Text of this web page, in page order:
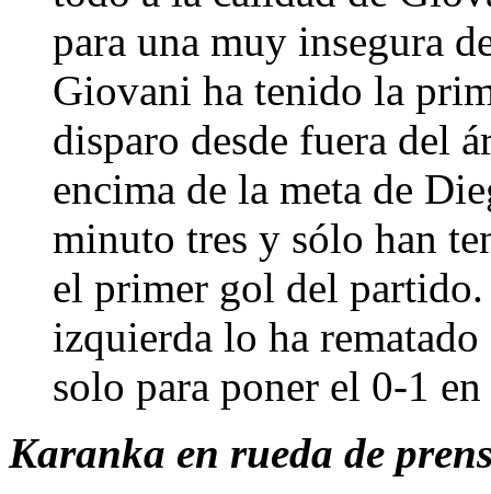
para una muy insegura
Giovani ha tenido la
disparo desde fuera del
encima de la meta de
minuto tres y sólo han
el primer gol del
izquierda lo ha rematado
solo para poner el 0-1
Karanka en rueda de